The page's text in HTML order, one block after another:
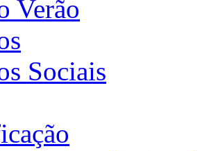
Verão
Sociais